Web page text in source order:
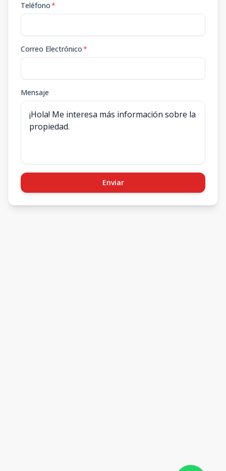
Teléfono*
Correo Electrónico*
Mensaje
Enviar